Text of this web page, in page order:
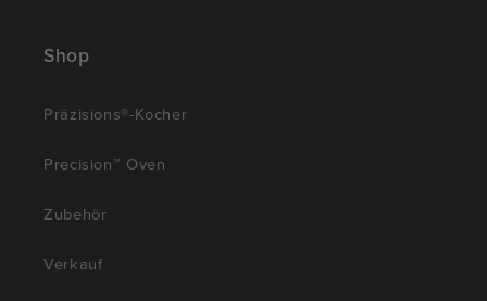
Shop
Präzisions®-Kocher
Precision™ Oven
Zubehör
Verkauf